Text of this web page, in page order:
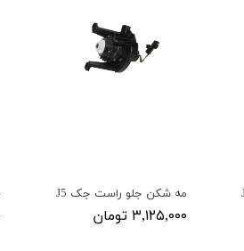
مه شکن جلو راست جک J5
۳,۱۲۵,۰۰۰ تومان